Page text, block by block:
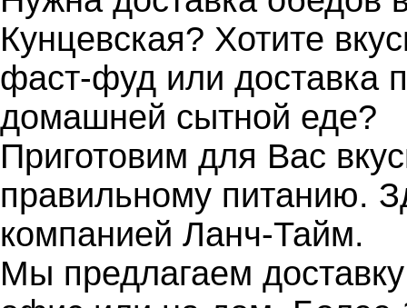
Кунцевская? Хотите
фаст-фуд или доставка
домашней сытной еде?
Приготовим для Вас
правильному питанию.
компанией Ланч-Тайм.
Мы предлагаем